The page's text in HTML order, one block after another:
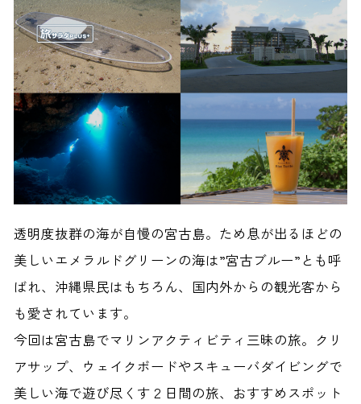
透明度抜群の海が自慢の宮古島。ため息が出るほどの
美しいエメラルドグリーンの海は”宮古ブルー”とも呼
ばれ、沖縄県民はもちろん、国内外からの観光客から
も愛されています。
今回は宮古島でマリンアクティビティ三昧の旅。クリ
アサップ、ウェイクボードやスキューバダイビングで
美しい海で遊び尽くす２日間の旅、おすすめスポット